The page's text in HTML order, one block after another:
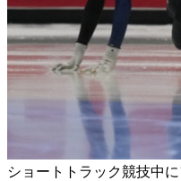
ショートトラック競技中